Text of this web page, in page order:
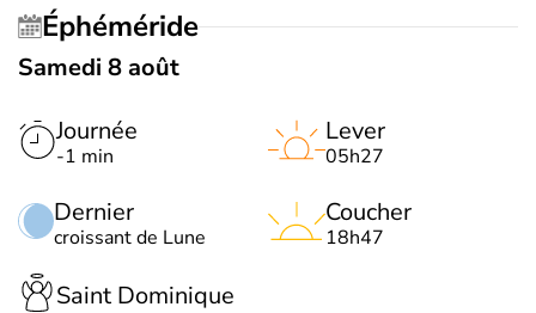
Éphéméride
Samedi 8 août
Journée
-1 min
Dernier
croissant de Lune
Lever
05h27
Coucher
18h47
Saint Dominique